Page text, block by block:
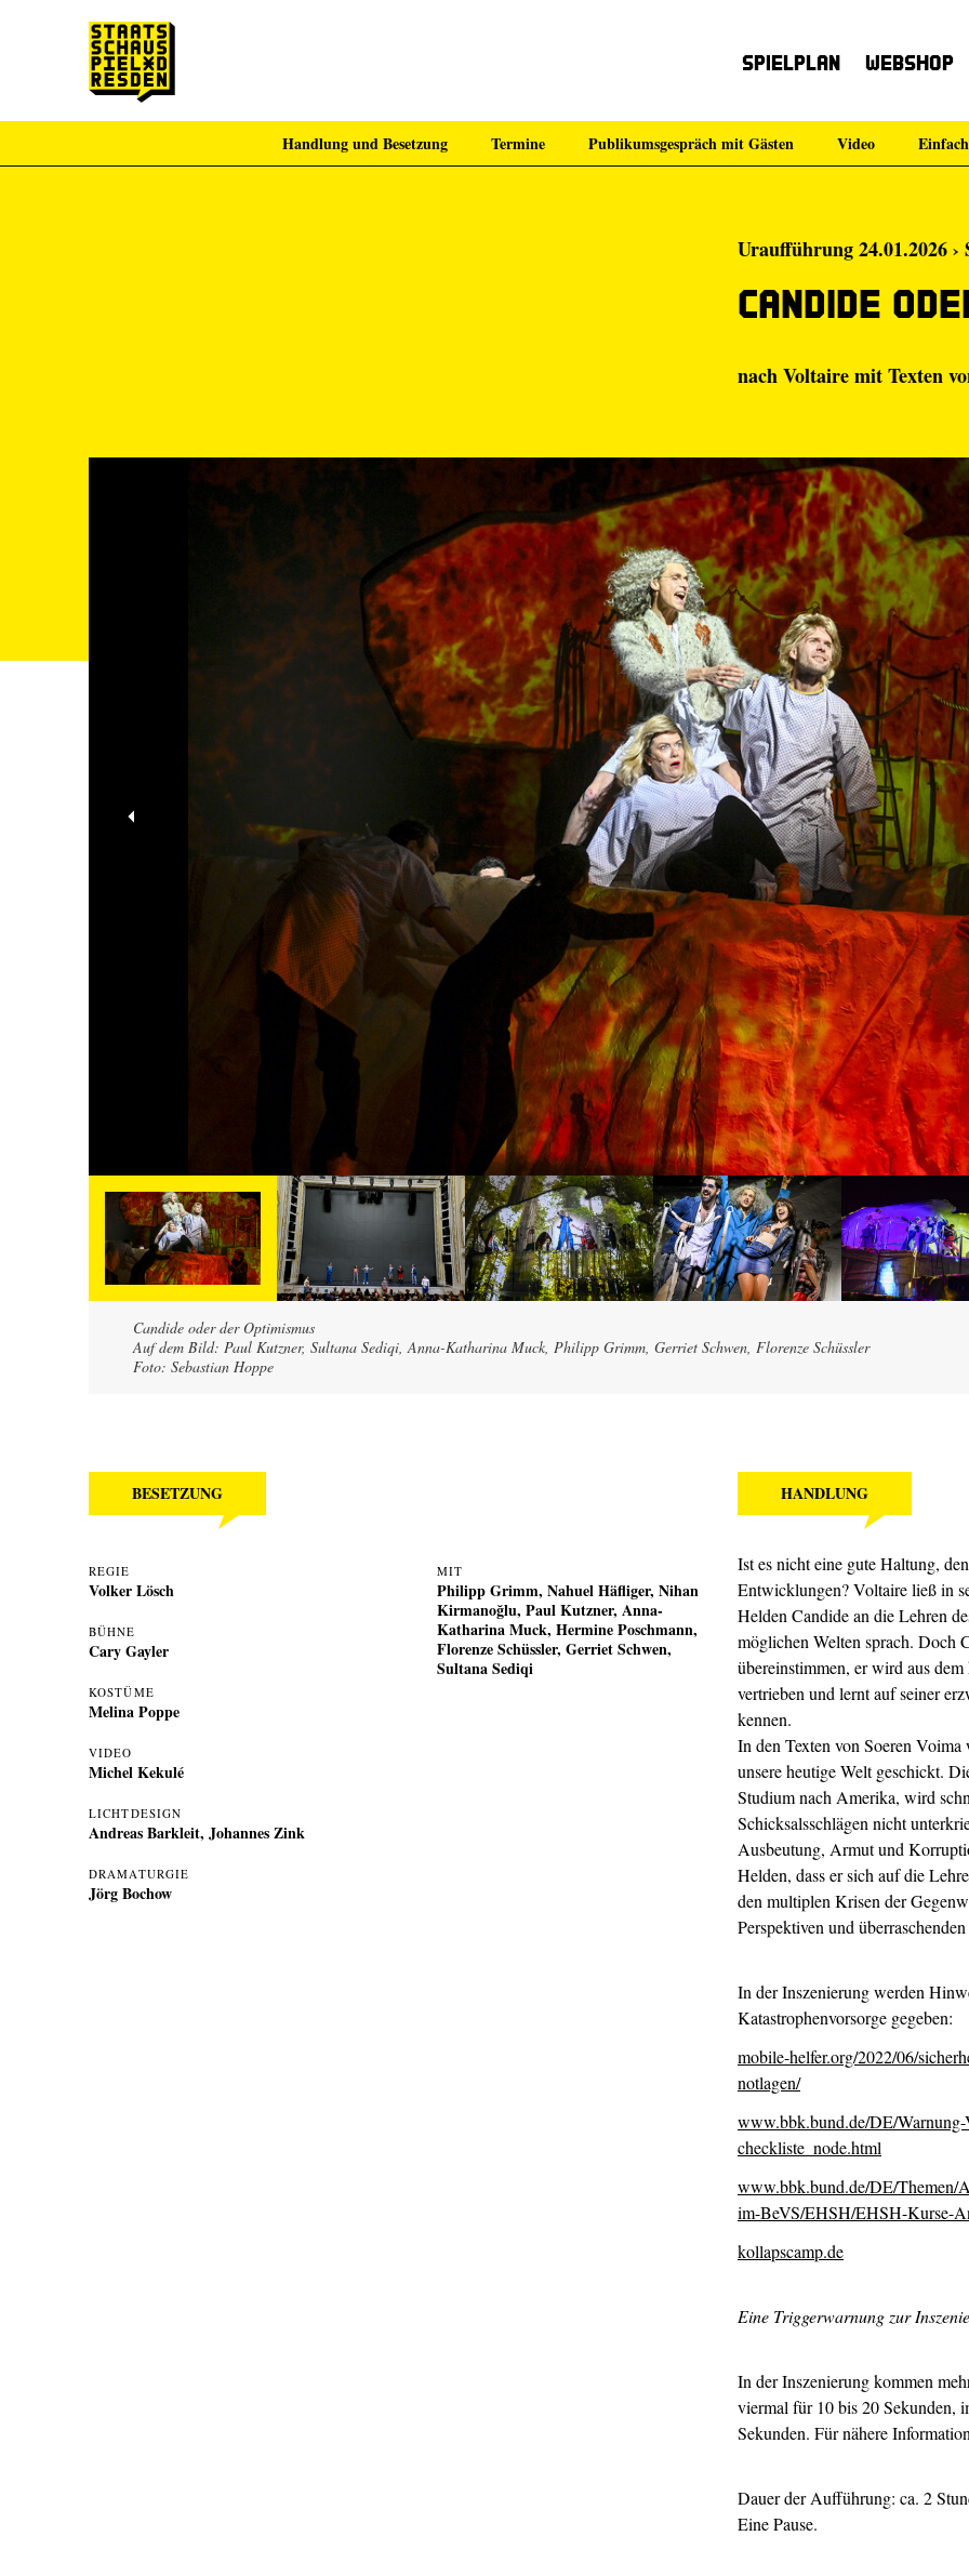
Zum Footer springen
Spielplan Webshop
Handlung und Besetzung Termine Publikumsgespräch mit Gästen Video
Uraufführung 24.01.2026 ›
Candide
nach Voltaire mit Texten
Candide oder der Optimismus
Auf dem Bild: Paul Kutzner, Sultana Sediqi, Anna-Katharina Muck, Philipp Grimm, Gerriet Schwen, Florenze Schüssler
Foto: Sebastian Hoppe
HANDLUNG
Ist es nicht eine gute Haltung,
Entwicklungen? Voltaire ließ in
Helden Candide an die Lehren
möglichen Welten sprach. Doch
übereinstimmen, er wird aus
vertrieben und lernt auf seiner
kennen.
In den Texten von Soeren
unsere heutige Welt geschickt.
Studium nach Amerika, wird
Schicksalsschlägen nicht
Ausbeutung, Armut und
Helden, dass er sich auf die
den multiplen Krisen der
Perspektiven und
In der Inszenierung werden
Katastrophenvorsorge gegeben:
mobile-helfer.org/2022/06/
notlagen/
www.bbk.bund.de/DE/Warnung-
checkliste_node.html
www.bbk.bund.de/DE/
im-BeVS/EHSH/EHSH-Kurse-
kollapscamp.de
Eine Triggerwarnung zur
In der Inszenierung kommen
viermal für 10 bis 20 Sekunden,
Sekunden. Für nähere
Dauer der Aufführung: ca. 2
Eine Pause.
BESETZUNG
REGIE
Volker Lösch
BÜHNE
Cary Gayler
KOSTÜME
Melina Poppe
VIDEO
Michel Kekulé
LICHTDESIGN
Andreas Barkleit, Johannes Zink
DRAMATURGIE
Jörg Bochow
MIT
Philipp Grimm,Nahuel Häfliger,Nihan
Kirmanoğlu,Paul Kutzner,Anna-
Katharina Muck,Hermine Poschmann,
Florenze Schüssler,Gerriet Schwen,
Sultana Sediqi